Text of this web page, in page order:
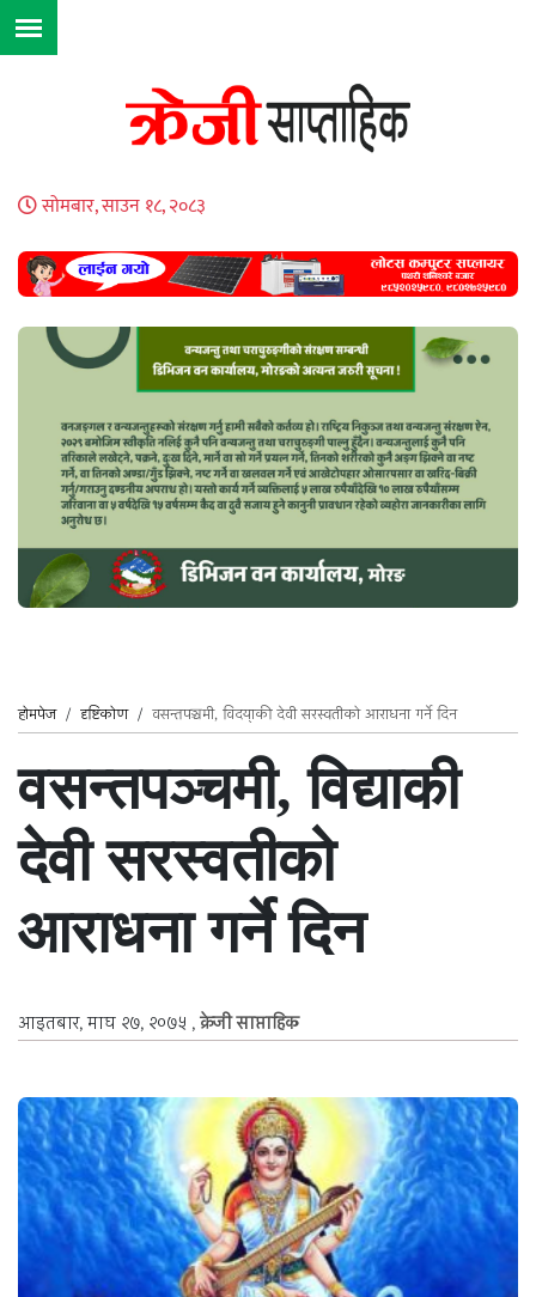
सोमबार, साउन १८, २०८३
होमपेज / दृष्टिकोण / वसन्तपञ्चमी, विद्याकी देवी सरस्वतीको आराधना गर्ने दिन
वसन्तपञ्चमी, विद्याकी
देवी सरस्वतीको
आराधना गर्ने दिन
आइतबार, माघ २७, २०७५ , क्रेजी साप्ताहिक